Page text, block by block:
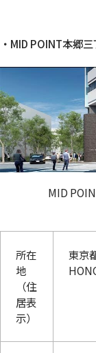
・MID POINT本郷三
MID
所在
地
（住
居表
示）
東京